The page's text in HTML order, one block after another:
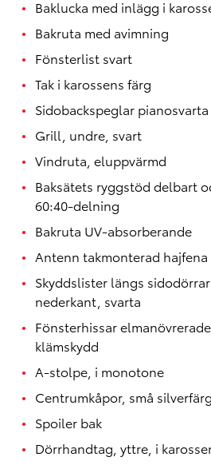
Baklucka med inlägg i
Bakruta med avimning
Fönsterlist svart
Tak i karossens färg
Sidobackspeglar pianosvarta
Grill, undre, svart
Vindruta, eluppvärmd
Baksätets ryggstöd delbart
60:40-delning
Bakruta UV-absorberande
Antenn takmonterad hajfena
Skyddslister längs
nederkant, svarta
Fönsterhissar
klämskydd
A-stolpe, i monotone
Centrumkåpor, små
Spoiler bak
Dörrhandtag, yttre, i